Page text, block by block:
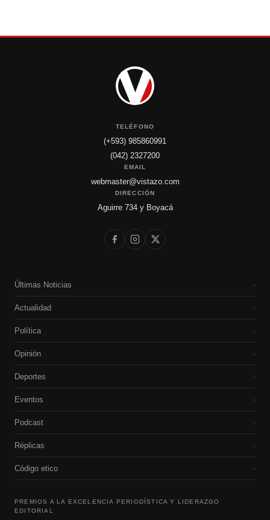
TELÉFONO
(+593) 985860991
(042) 2327200
EMAIL
webmaster@vistazo.com
DIRECCIÓN
Aguirre 734 y Boyacá
Últimas Noticias ›
Actualidad ›
Política ›
Opinión ›
Deportes ›
Eventos ›
Podcast ›
Réplicas ›
Código etico ›
PREMIOS A LA EXCELENCIA PERIODÍSTICA Y LIDERAZGO
EDITORIAL